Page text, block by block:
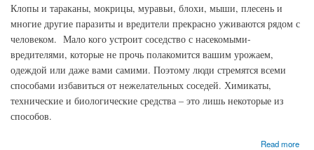
Клопы и тараканы, мокрицы, муравьи, блохи, мыши, плесень и
многие другие паразиты и вредители прекрасно уживаются рядом с
человеком. Мало кого устроит соседство с насекомыми-
вредителями, которые не прочь полакомится вашим урожаем,
одеждой или даже вами самими. Поэтому люди стремятся всеми
способами избавиться от нежелательных соседей. Химикаты,
технические и биологические средства – это лишь некоторые из
способов.
Read more